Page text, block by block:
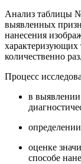
Анализ таблицы
выявленных
нанесения
характеризующих
количественно
Процесс
в
оценке
способе